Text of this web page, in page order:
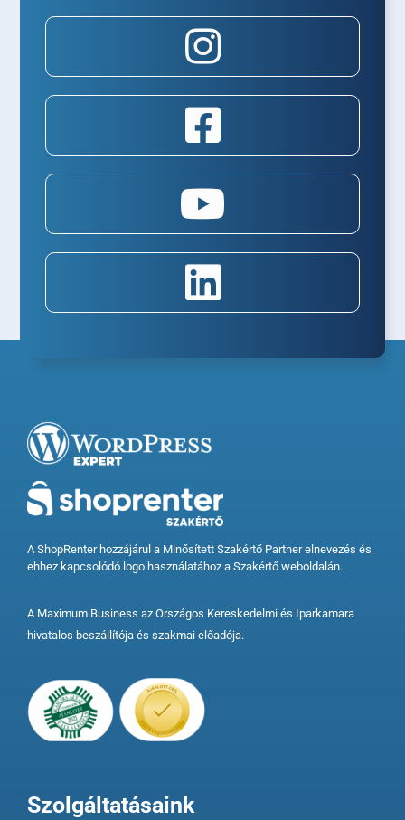
A ShopRenter hozzájárul a Minősített Szakértő Partner elnevezés és
ehhez kapcsolódó logo használatához a Szakértő weboldalán.
A Maximum Business az Országos Kereskedelmi és Iparkamara
hivatalos beszállítója és szakmai előadója.
Szolgáltatásaink